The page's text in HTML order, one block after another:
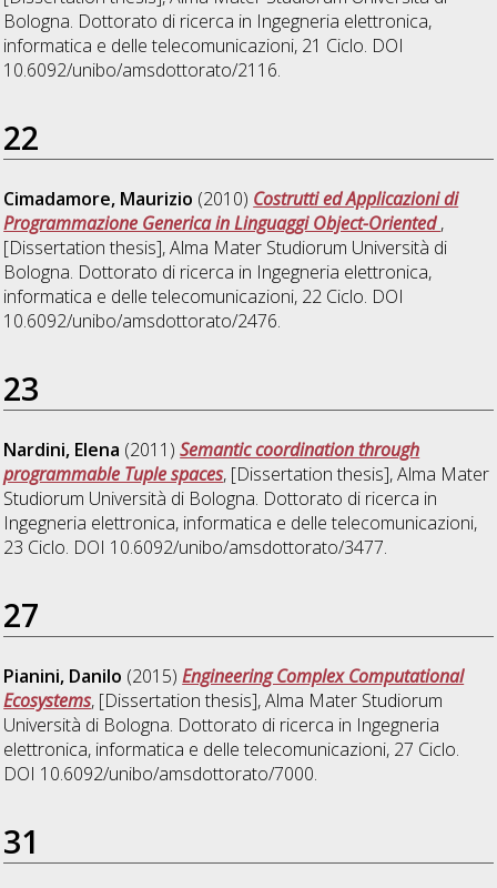
Bologna. Dottorato di ricerca in Ingegneria elettronica,
informatica e delle telecomunicazioni, 21 Ciclo. DOI
10.6092/unibo/amsdottorato/2116.
22
Cimadamore, Maurizio (2010) Costrutti ed Applicazioni di
Programmazione Generica in Linguaggi Object-Oriented,
[Dissertation thesis], Alma Mater Studiorum Università di
Bologna. Dottorato di ricerca in Ingegneria elettronica,
informatica e delle telecomunicazioni, 22 Ciclo. DOI
10.6092/unibo/amsdottorato/2476.
23
Nardini, Elena (2011)Semantic coordination through
programmable Tuple spaces, [Dissertation thesis], Alma Mater
Studiorum Università di Bologna. Dottorato di ricerca in
Ingegneria elettronica, informatica e delle telecomunicazioni,
23 Ciclo. DOI 10.6092/unibo/amsdottorato/3477.
27
Pianini, Danilo (2015)Engineering Complex Computational
Ecosystems, [Dissertation thesis], Alma Mater Studiorum
Università di Bologna. Dottorato di ricerca in Ingegneria
elettronica, informatica e delle telecomunicazioni, 27 Ciclo.
DOI 10.6092/unibo/amsdottorato/7000.
31